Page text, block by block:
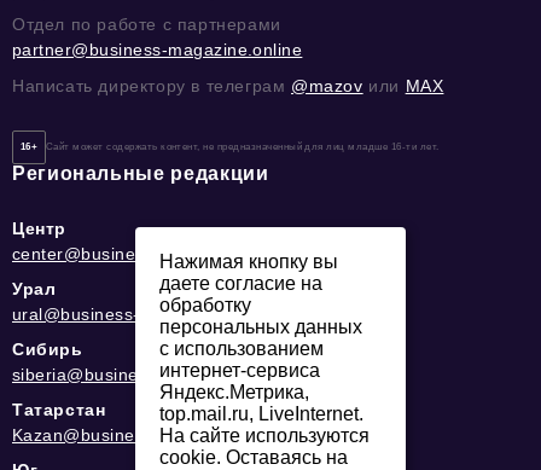
Отдел по работе с партнерами
partner@business-magazine.online
Написать директору в телеграм @mazov или MAX
16+ Сайт может содержать контент, не предназначенный для лиц младше 16-ти лет.
Региональные редакции
Центр
center@business-magazine.online
Урал
ural@business-magazine.online
Сибирь
siberia@business-magazine.online
Татарстан
Kazan@business-magazine.online
Нажимая кнопку вы
даете согласие на
обработку
персональных данных
с использованием
интернет-сервиса
Яндекс.Метрика,
top.mail.ru, LiveInternet.
На сайте используются
cookie. Оставаясь на